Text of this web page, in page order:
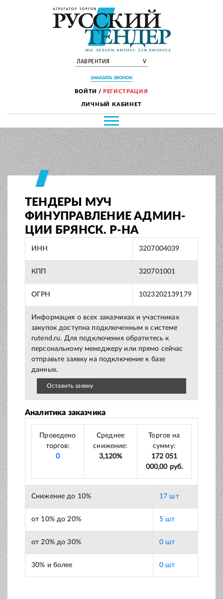
ЛАВРЕНТИЯ V
ЗАКАЗАТЬ ЗВОНОК
ВОЙТИ / РЕГИСТРАЦИЯ
ЛИЧНЫЙ КАБИНЕТ
ТЕНДЕРЫ МУЧ
ФИНУПРАВЛЕНИЕ АДМИН-
ЦИИ БРЯНСК. Р-НА
ИНН 3207004039
КПП 320701001
ОГРН 1023202139179
Информация о всех заказчиках и участниках
закупок доступна подключенным к системе
rutend.ru. Для подключения обратитесь к
персональному менеджеру или прямо сейчас
отправьте заявку на подключение к базе
данных.
Оставить заявку
Аналитика заказчика
Проведено
торгов:
0
Среднее
снижение:
3,120%
Торгов на
сумму:
172 051
000,00 руб.
Снижение до 10% 17 шт
от 10% до 20% 5 шт
от 20% до 30% 0 шт
30% и более 0 шт